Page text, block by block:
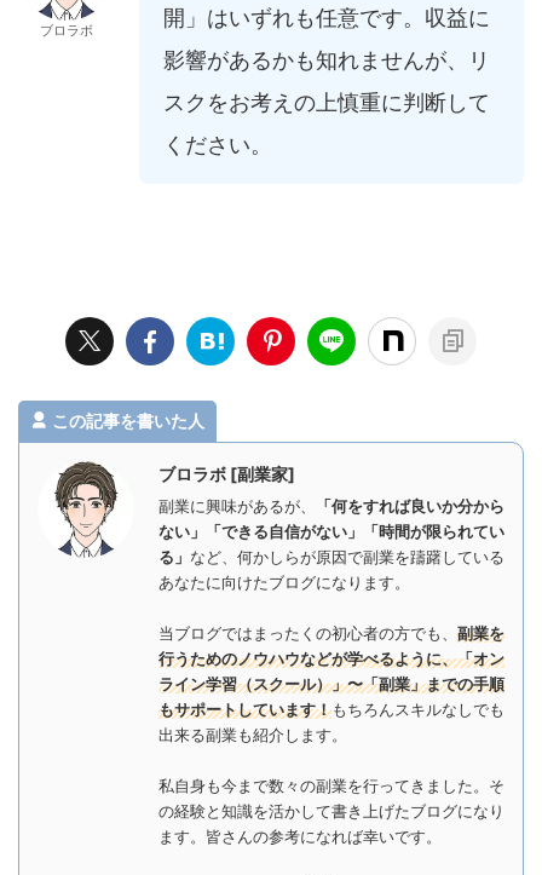
ブロラボ
開」はいずれも任意です。収益に
影響があるかも知れませんが、リ
スクをお考えの上慎重に判断して
ください。
この記事を書いた人
ブロラボ [副業家]
副業に興味があるが、
「何をすれば良いか分から
ない」「できる自信がない」「時間が限られてい
る」 など、何かしらが原因で副業を躊躇している
あなたに向けたブログになります。
当ブログではまったくの初心者の方でも、 副業を
行うためのノウハウなどが学べるように、「オン
ライン学習（スクール）」〜「副業」までの手順
もサポートしています！もちろんスキルなしでも
出来る副業も紹介します。
私自身も今まで数々の副業を行ってきました。そ
の経験と知識を活かして書き上げたブログになり
ます。皆さんの参考になれば幸いです。